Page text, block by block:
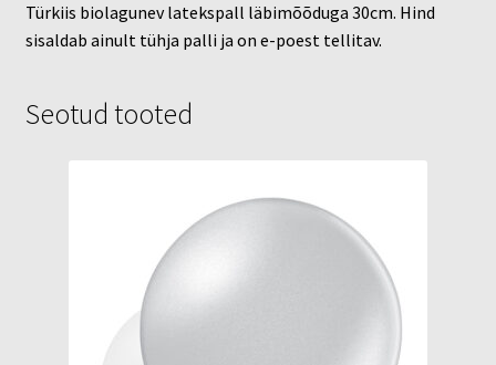
Türkiis biolagunev latekspall läbimõõduga 30cm. Hind
sisaldab ainult tühja palli ja on e-poest tellitav.
Seotud tooted